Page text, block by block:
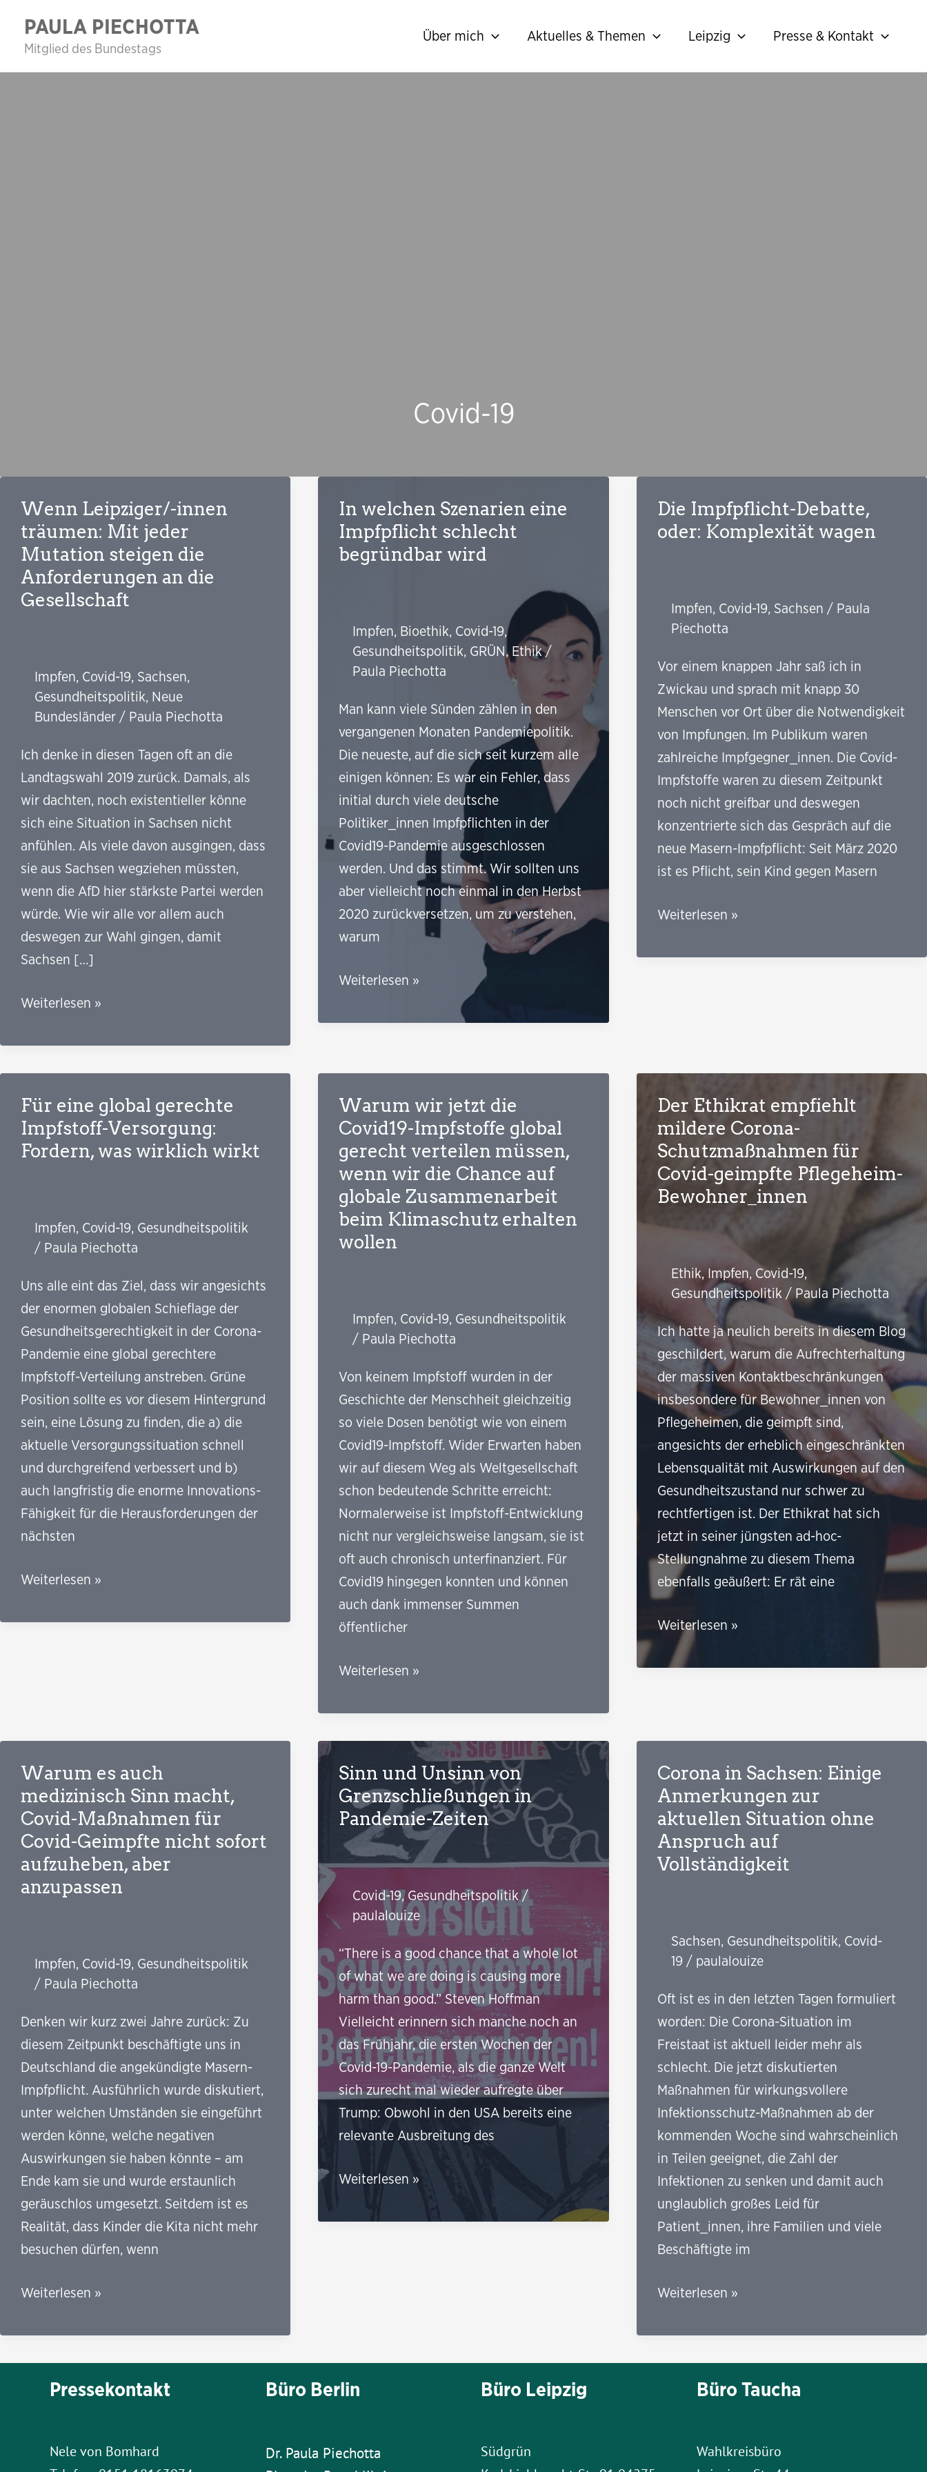
Inhalt
springen
PAULA PIECHOTTA
Mitglied des Bundestags
Über mich Aktuelles & Themen Leipzig Presse & Kontakt
Covid-19
Wenn Leipziger/-innen
träumen: Mit jeder
Mutation steigen die
Anforderungen an die
Gesellschaft
Impfen, Covid-19, Sachsen,
Gesundheitspolitik, Neue
Bundesländer/ Paula Piechotta
Ich denke in diesen Tagen oft an die
Landtagswahl 2019 zurück. Damals, als
wir dachten, noch existentieller könne
sich eine Situation in Sachsen nicht
anfühlen. Als viele davon ausgingen, dass
sie aus Sachsen wegziehen müssten,
wenn die AfD hier stärkste Partei werden
würde. Wie wir alle vor allem auch
deswegen zur Wahl gingen, damit
Sachsen […]
Wenn
innen
träumen:
jeder
Mutation
steigen
die
Weiterlesen »
In welchen Szenarien eine
Impfpflicht schlecht
begründbar wird
Impfen, Bioethik, Covid-19,
Gesundheitspolitik, GRÜN,Ethik/
Paula Piechotta
Man kann viele Sünden zählen in den
vergangenen Monaten Pandemiepolitik.
Die neueste, auf die sich seit kurzem alle
einigen können: Es war ein Fehler, dass
initial durch viele deutsche
Politiker_innen Impfpflichten in der
Covid19-Pandemie ausgeschlossen
werden. Und das stimmt. Wir sollten uns
aber vielleicht noch einmal in den Herbst
2020 zurückversetzen, um zu verstehen,
warum
In
Szenarien
Impfpflicht
begründbar
wird
Weiterlesen »
Die Impfpflicht-Debatte,
oder: Komplexität wagen
Impfen, Covid-19, Sachsen / Paula
Piechotta
Vor einem knappen Jahr saß ich in
Zwickau und sprach mit knapp 30
Menschen vor Ort über die Notwendigkeit
von Impfungen. Im Publikum waren
zahlreiche Impfgegner_innen. Die Covid-
Impfstoffe waren zu diesem Zeitpunkt
noch nicht greifbar und deswegen
konzentrierte sich das Gespräch auf die
neue Masern-Impfpflicht: Seit März 2020
ist es Pflicht, sein Kind gegen Masern
Die
Debatte,
Weiterlesen »
Für eine global gerechte
Impfstoff-Versorgung:
Fordern, was wirklich wirkt
Impfen, Covid-19, Gesundheitspolitik
/ Paula Piechotta
Uns alle eint das Ziel, dass wir angesichts
der enormen globalen Schieflage der
Gesundheitsgerechtigkeit in der Corona-
Pandemie eine global gerechtere
Impfstoff-Verteilung anstreben. Grüne
Position sollte es vor diesem Hintergrund
sein, eine Lösung zu finden, die a) die
aktuelle Versorgungssituation schnell
und durchgreifend verbessert und b)
auch langfristig die enorme Innovations-
Fähigkeit für die Herausforderungen der
nächsten
Für
global
was
wirkt
Weiterlesen »
Warum wir jetzt die
Covid19-Impfstoffe global
gerecht verteilen müssen,
wenn wir die Chance auf
globale Zusammenarbeit
beim Klimaschutz erhalten
wollen
Impfen, Covid-19, Gesundheitspolitik
/ Paula Piechotta
Von keinem Impfstoff wurden in der
Geschichte der Menschheit gleichzeitig
so viele Dosen benötigt wie von einem
Covid19-Impfstoff. Wider Erwarten haben
wir auf diesem Weg als Weltgesellschaft
schon bedeutende Schritte erreicht:
Normalerweise ist Impfstoff-Entwicklung
nicht nur vergleichsweise langsam, sie ist
oft auch chronisch unterfinanziert. Für
Covid19 hingegen konnten und können
auch dank immenser Summen
öffentlicher
Warum
jetzt
die
Impfstoffe
global
gerecht
verteilen
müssen,
wenn
wir
Chance
auf
Zusammenarbeit
beim
erhalten
wollen
Weiterlesen »
Der Ethikrat empfiehlt
mildere Corona-
Schutzmaßnahmen für
Covid-geimpfte Pflegeheim-
Bewohner_innen
Ethik,Impfen, Covid-19,
Gesundheitspolitik/ Paula Piechotta
Ich hatte ja neulich bereits in diesem Blog
geschildert, warum die Aufrechterhaltung
der massiven Kontaktbeschränkungen
insbesondere für Bewohner_innen von
Pflegeheimen, die geimpft sind,
angesichts der erheblich eingeschränkten
Lebensqualität mit Auswirkungen auf den
Gesundheitszustand nur schwer zu
rechtfertigen ist. Der Ethikrat hat sich
jetzt in seiner jüngsten ad-hoc-
Stellungnahme zu diesem Thema
ebenfalls geäußert: Er rät eine
Der
Ethikrat
empfiehlt
Schutzmaßnahmen
Covid-
geimpfte
Pflegeheim-
Bewohner_innen
Weiterlesen »
Warum es auch
medizinisch Sinn macht,
Covid-Maßnahmen für
Covid-Geimpfte nicht sofort
aufzuheben, aber
anzupassen
Impfen, Covid-19, Gesundheitspolitik
/ Paula Piechotta
Denken wir kurz zwei Jahre zurück: Zu
diesem Zeitpunkt beschäftigte uns in
Deutschland die angekündigte Masern-
Impfpflicht. Ausführlich wurde diskutiert,
unter welchen Umständen sie eingeführt
werden könne, welche negativen
Auswirkungen sie haben könnte – am
Ende kam sie und wurde erstaunlich
geräuschlos umgesetzt. Seitdem ist es
Realität, dass Kinder die Kita nicht mehr
besuchen dürfen, wenn
Warum
auch
medizinisch
Maßnahmen
Weiterlesen »
Sinn und Unsinn von
Grenzschließungen in
Pandemie-Zeiten
Covid-19,Gesundheitspolitik/
paulalouize
“There is a good chance that a whole lot
of what we are doing is causing more
harm than good.” Steven Hoffman
Vielleicht erinnern sich manche noch an
das Frühjahr, die ersten Wochen der
Covid-19-Pandemie, als die ganze Welt
sich zurecht mal wieder aufregte über
Trump: Obwohl in den USA bereits eine
relevante Ausbreitung des
Sinn
Unsinn
Weiterlesen »
Corona in Sachsen: Einige
Anmerkungen zur
aktuellen Situation ohne
Anspruch auf
Vollständigkeit
Sachsen, Gesundheitspolitik, Covid-
19 / paulalouize
Oft ist es in den letzten Tagen formuliert
worden: Die Corona-Situation im
Freistaat ist aktuell leider mehr als
schlecht. Die jetzt diskutierten
Maßnahmen für wirkungsvollere
Infektionsschutz-Maßnahmen ab der
kommenden Woche sind wahrscheinlich
in Teilen geeignet, die Zahl der
Infektionen zu senken und damit auch
unglaublich großes Leid für
Patient_innen, ihre Familien und viele
Beschäftigte im
Corona
Sachsen:
Einige
Anmerkungen
Situation
Weiterlesen »
Pressekontakt
Nele von Bomhard
Büro Berlin
Dr. Paula Piechotta
Büro Leipzig
Südgrün
Büro Taucha
Wahlkreisbüro